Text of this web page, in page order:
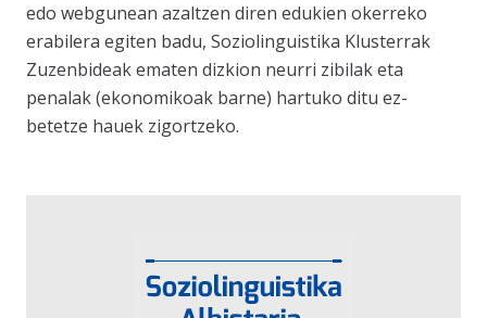
edo webgunean azaltzen diren edukien okerreko
erabilera egiten badu, Soziolinguistika Klusterrak
Zuzenbideak ematen dizkion neurri zibilak eta
penalak (ekonomikoak barne) hartuko ditu ez-
betetze hauek zigortzeko.